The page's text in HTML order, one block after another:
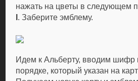
нажать на цветы в следующем
. Заберите эмблему.
Идем к Альберту, вводим шифр
порядке, который указан на